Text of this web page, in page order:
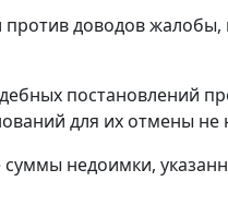
доводов
постановлений
для их отмены не
суммы недоимки,